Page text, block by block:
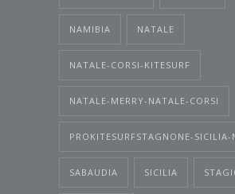
NAMIBIA NATALE
NATALE-CORSI-KITESURF
NATALE-MERRY-NATALE-CORSI
PROKITESURFSTAGNONE-SICILIA-
SABAUDIA SICILIA